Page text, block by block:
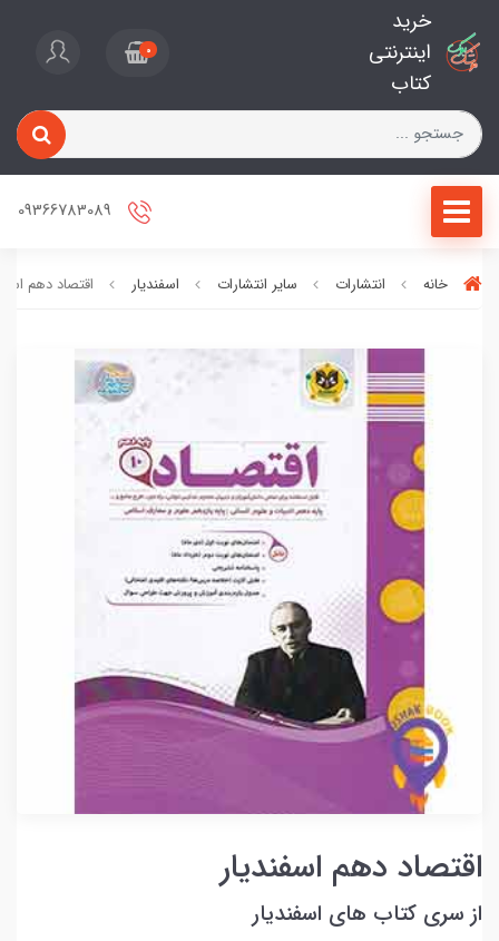
خرید
اینترنتی
کتاب
0
خانه انتشارات سایر انتشارات اسفندیار اقتصاد دهم
اقتصاد دهم اسفندیار
از سری کتاب های اسفندیار